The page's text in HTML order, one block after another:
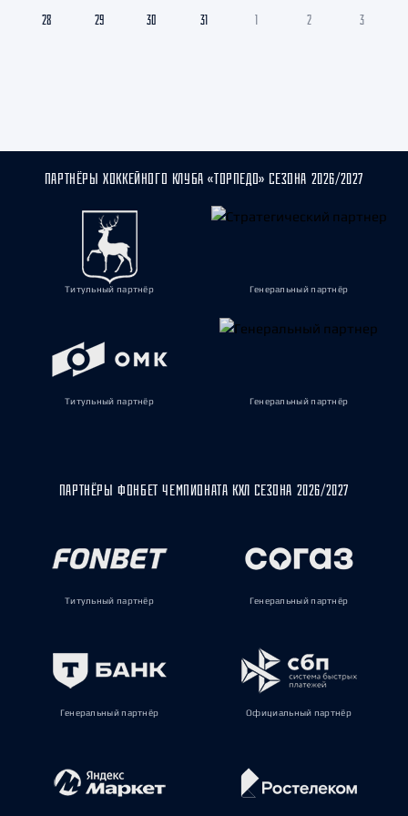
28 29 30 31 1 2 3
ПАРТНЁРЫ ХОККЕЙНОГО КЛУБА «ТОРПЕДО» СЕЗОНА 2026/2027
Титульный партнёр Генеральный партнёр
Титульный партнёр Генеральный партнёр
ПАРТНЁРЫ ФОНБЕТ ЧЕМПИОНАТА КХЛ СЕЗОНА 2026/2027
Титульный партнёр Генеральный партнёр
Генеральный партнёр Официальный партнёр